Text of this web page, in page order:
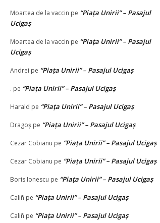
Moartea de la vaccin pe “Piața Unirii” – Pasajul
Ucigaș
Moartea de la vaccin pe “Piața Unirii” – Pasajul
Ucigaș
Andrei pe “Piața Unirii” – Pasajul Ucigaș
. pe “Piața Unirii” – Pasajul Ucigaș
Harald pe “Piața Unirii” – Pasajul Ucigaș
Dragoș pe “Piața Unirii” – Pasajul Ucigaș
Cezar Cobianu pe “Piața Unirii” – Pasajul Ucigaș
Cezar Cobianu pe “Piața Unirii” – Pasajul Ucigaș
Boris Ionescu pe “Piața Unirii” – Pasajul Ucigaș
Caliñ pe “Piața Unirii” – Pasajul Ucigaș
Caliñ pe “Piața Unirii” – Pasajul Ucigaș